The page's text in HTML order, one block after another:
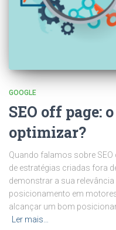
GOOGLE
SEO off page:
optimizar?
Quando falamos sobre
de estratégias criadas fora
demonstrar a sua
posicionamento em
alcançar um bom
Ler mais…